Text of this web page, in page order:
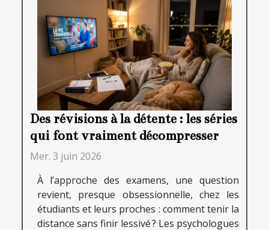
Des révisions à la détente : les séries
qui font vraiment décompresser
Mer. 3 juin 2026
À l’approche des examens, une question
revient, presque obsessionnelle, chez les
étudiants et leurs proches : comment tenir la
distance sans finir lessivé ? Les psychologues